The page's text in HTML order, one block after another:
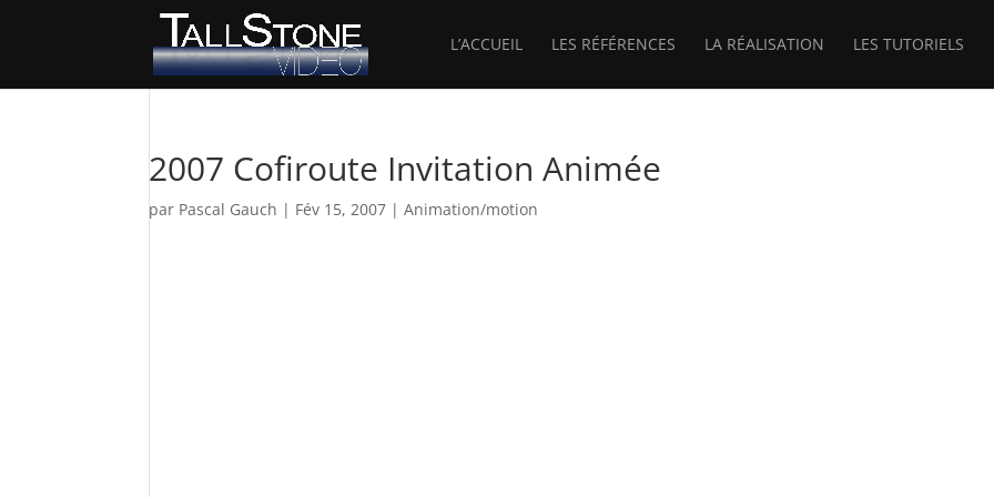
L’ACCUEIL LES RÉFÉRENCES LA RÉALISATION LES TUTORIELS
2007 Cofiroute Invitation Animée
par Pascal Gauch | Fév 15, 2007 |Animation/motion